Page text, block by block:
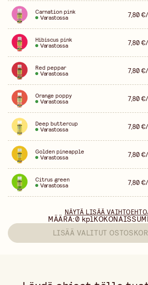
Carnation pink
Varastossa 7,80
Hibiscus pink
Varastossa 7,80
Red peppar
Varastossa 7,80
Orange poppy
Varastossa 7,80
Deep buttercup
Varastossa 7,80
Golden pineapple
Varastossa 7,80
Citrus green
Varastossa 7,80
NÄYTÄ LISÄÄ
MÄÄRÄ:0 kpl
LISÄÄ VALITUT